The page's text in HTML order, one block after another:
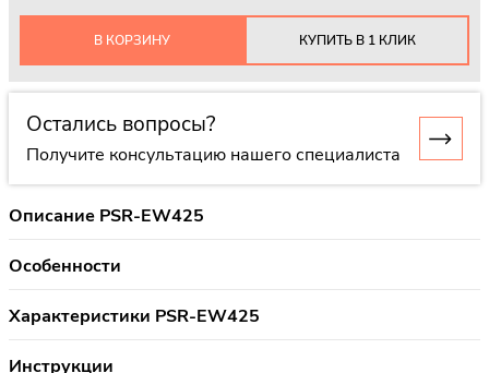
В КОРЗИНУ КУПИТЬ В 1 КЛИК
Остались вопросы?
Получите консультацию нашего специалиста
Описание PSR-EW425
Особенности
Характеристики PSR-EW425
Инструкции